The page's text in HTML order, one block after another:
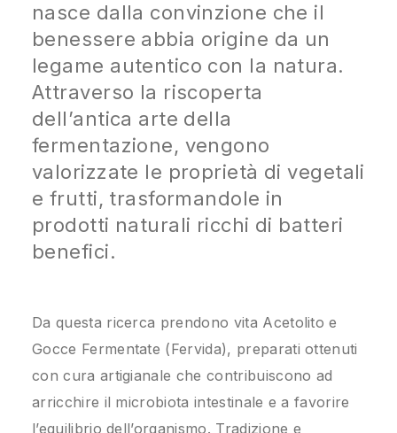
nasce dalla convinzione che il
benessere abbia origine da un
legame autentico con la natura.
Attraverso la riscoperta
dell’antica arte della
fermentazione, vengono
valorizzate le proprietà di vegetali
e frutti, trasformandole in
prodotti naturali ricchi di batteri
benefici.
Da questa ricerca prendono vita Acetolito e
Gocce Fermentate (Fervida), preparati ottenuti
con cura artigianale che contribuiscono ad
arricchire il microbiota intestinale e a favorire
l’equilibrio dell’organismo. Tradizione e